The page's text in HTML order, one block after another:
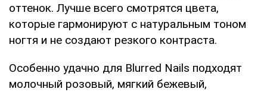
оттенок. Лучше всего смотрятся цвета,
которые гармонируют с натуральным тоном
ногтя и не создают резкого контраста.
Особенно удачно для Blurred Nails подходят
молочный розовый, мягкий бежевый,